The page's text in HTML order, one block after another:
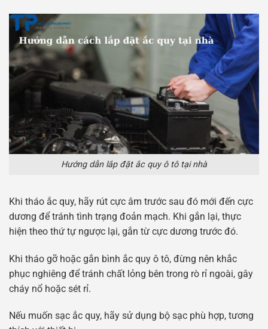
Hướng dẫn lắp đặt ắc quy ô tô tại nhà
Khi tháo ắc quy, hãy rút cực âm trước sau đó mới đến cực
dương để tránh tình trạng đoản mạch. Khi gắn lại, thực
hiện theo thứ tự ngược lại, gắn từ cực dương trước đó.
Khi tháo gỡ hoặc gắn bình ắc quy ô tô, đừng nên khắc
phục nghiêng để tránh chất lỏng bên trong rò rỉ ngoài, gây
cháy nổ hoặc sét rỉ.
Nếu muốn sạc ắc quy, hãy sử dụng bộ sạc phù hợp, tương